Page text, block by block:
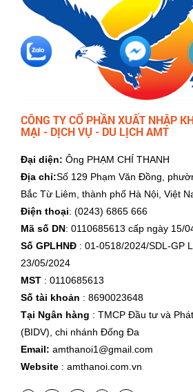
CÔNG TY CỔ PHẦN XUẤT NHẬP
MẠI - DỊCH VỤ - DU LỊCH AMT
Đại diện: Ông PHẠM CHÍ THANH
Địa chỉ:Số 129 Phạm Văn Đồng,
Bắc Từ Liêm, thành phố Hà Nội, Việt
Điện thoại: (0243) 6865 666
Mã số DN: 0110685613 cấp ngày 15/
Số GPLHNĐ : 01-0518/2024/SDL-GP
23/05/2024
MST : 0110685613
Số tài khoản : 8690023648
Tại Ngân hàng : TMCP Đầu tư và
(BIDV), chi nhánh Đống Đa
Email: amthanoi1@gmail.com
Website : amthanoi.com.vn